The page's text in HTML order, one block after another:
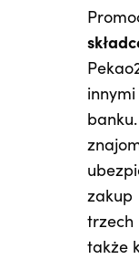
zakup
trzech
także